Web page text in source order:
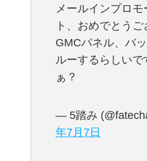
メールインプロモ
ト、おめでとうご
GMCパネル、バ
ルーするらしい
ぁ？
— 5踏み
年7月7日